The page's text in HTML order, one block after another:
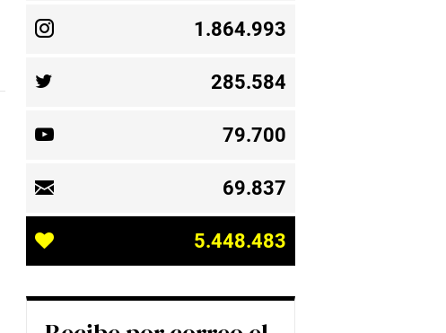
1.864.993
285.584
79.700
69.837
5.448.483